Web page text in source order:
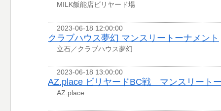
MILK飯能店ビリヤード場
2023-06-18 12:00:00
クラブハウス夢幻 マンスリートーナメント
立石／クラブハウス夢幻
2023-06-18 13:00:00
AZ.place ビリヤードBC戦 マンスリート
AZ.place